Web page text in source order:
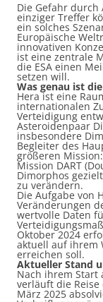
Die Gefahr
einziger Treffer
ein solches
Europäische
innovativen
ist eine zentrale
die ESA einen
setzen will.
Was genau ist
Hera ist eine
internationalen
Verteidigung
Asteroidenpaar
insbesondere
Begleiter des
größeren
Mission DART
Dimorphos
zu verändern.
Die Aufgabe von
Veränderungen
wertvolle Daten
Oktober 2024
aktuell auf ihrem
erreichen soll.
Aktueller Stand
Nach ihrem Start
verläuft die
März 2025